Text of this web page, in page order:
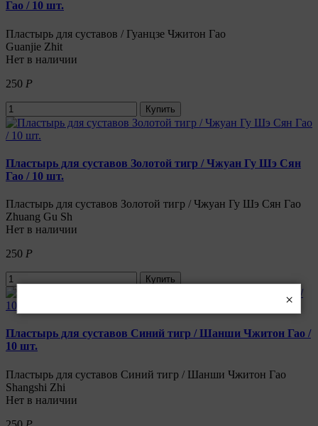
Гао / 10 шт.
Пластырь для суставов / Гуанцзе Чжитон Гао
Guanjie Zhit
Нет в наличии
250 Р
Купить
Пластырь для суставов Золотой тигр / Чжуан Гу Шэ Сян
Гао / 10 шт.
Пластырь для суставов Золотой тигр / Чжуан Гу Шэ Сян Гао
Zhuang Gu Sh
Нет в наличии
250 Р
Купить
Пластырь для суставов Синий тигр / Шанши Чжитон Гао /
10 шт.
Пластырь для суставов Синий тигр / Шанши Чжитон Гао
Shangshi Zhi
Нет в наличии
×